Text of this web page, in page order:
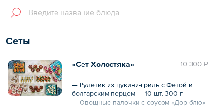
Сеты
10 300 ₽
«Сет Холостяка»
— Рулетик из цукини-гриль с Фетой и
болгарским перцем — 10 шт. 300 г
— Овощные палочки с соусом «Дор-блю»